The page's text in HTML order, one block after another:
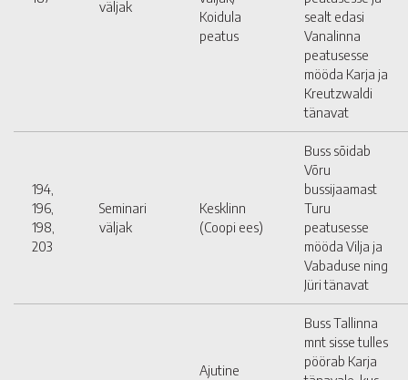
väljak
Koidula
peatus
sealt edasi
Vanalinna
peatusesse
mööda Karja ja
Kreutzwaldi
tänavat
194,
196,
198,
203
Seminari
väljak
Kesklinn
(Coopi ees)
Buss sõidab
Võru
bussijaamast
Turu
peatusesse
mööda Vilja ja
Vabaduse ning
Jüri tänavat
Ajutine
Buss Tallinna
mnt sisse tulles
pöörab Karja